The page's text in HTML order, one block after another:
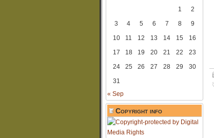
1
2
3
4 5 6 7 8
9
10
11 12 13 14 15
16
17
18 19 20 21 22
23
24
25 26 27 28 29
30
31
« Sep
Copyright info